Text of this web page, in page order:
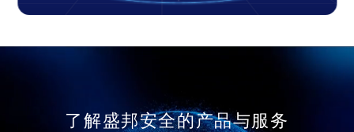
了解盛邦安全的产品与服务